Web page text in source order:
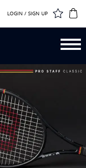
LOGIN / SIGN UP